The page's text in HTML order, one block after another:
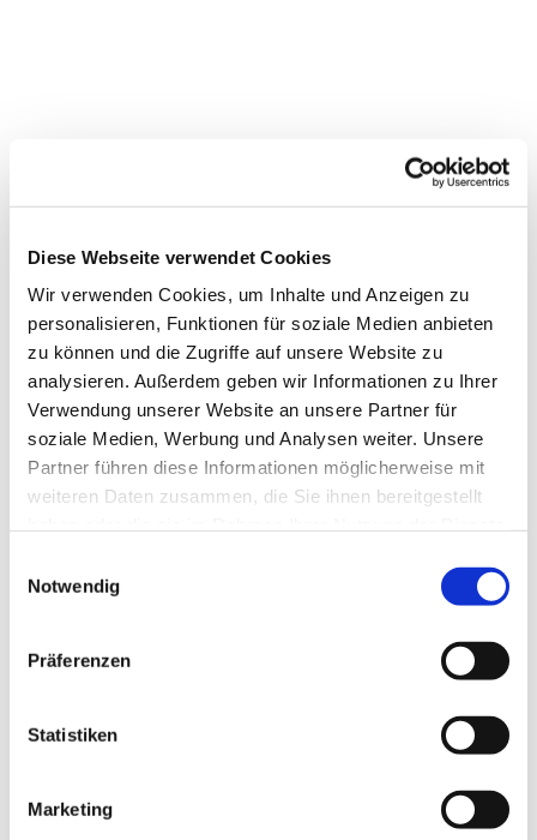
Diese Webseite verwendet Cookies
Wir verwenden Cookies, um Inhalte und Anzeigen zu
personalisieren, Funktionen für soziale Medien anbieten
zu können und die Zugriffe auf unsere Website zu
analysieren. Außerdem geben wir Informationen zu Ihrer
Verwendung unserer Website an unsere Partner für
soziale Medien, Werbung und Analysen weiter. Unsere
Partner führen diese Informationen möglicherweise mit
weiteren Daten zusammen, die Sie ihnen bereitgestellt
Notwendig
Präferenzen
Statistiken
Marketing
Dies könnte Sie auch
interessieren